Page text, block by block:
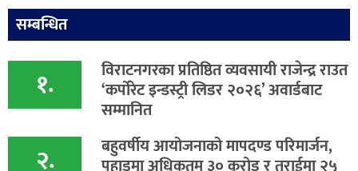
सम्बन्धित
१. विराटनगरका प्रतिष्ठित व्यवसायी राजेन्द्र राउत
‘कर्पोरेट इन्डस्ट्री लिडर २०२६’ अवार्डबाट
सम्मानित
२. बहुवर्षीय आयोजनाको मापदण्ड परिमार्जन,